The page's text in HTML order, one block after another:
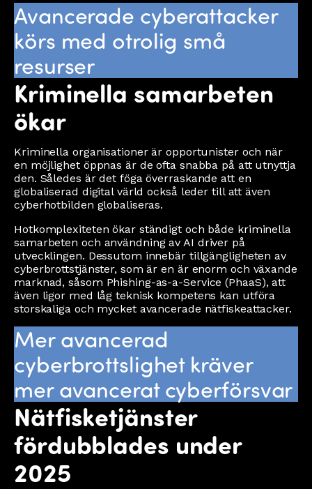
Avancerade cyberattacker
körs med otrolig små
resurser
Kriminella samarbeten
ökar
Kriminella organisationer är opportunister och när
en möjlighet öppnas är de ofta snabba på att utnyttja
den. Således är det föga överraskande att en
globaliserad digital värld också leder till att även
cyberhotbilden globaliseras.
Hotkomplexiteten ökar ständigt och både kriminella
samarbeten och användning av AI driver på
utvecklingen. Dessutom innebär tillgängligheten av
cyberbrottstjänster, som är en är enorm och växande
marknad, såsom Phishing-as-a-Service (PhaaS), att
även ligor med låg teknisk kompetens kan utföra
storskaliga och mycket avancerade nätfiskeattacker.
Mer avancerad
cyberbrottslighet kräver
mer avancerat cyberförsvar
Nätfisketjänster
fördubblades under
2025